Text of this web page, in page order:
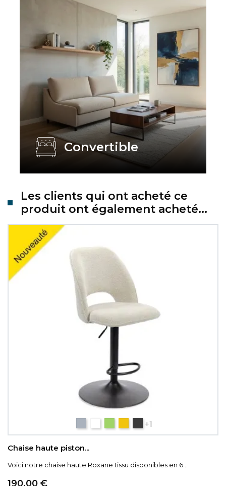
Convertible
Les clients qui ont acheté ce
produit ont également acheté...
Jaunegris anthracite
+1
Chaise haute piston...
Voici notre chaise haute Roxane tissu disponibles en 6...
Prix
190,00 €